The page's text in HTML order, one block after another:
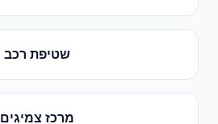
שטיפת רכב
מרכז צמיגים